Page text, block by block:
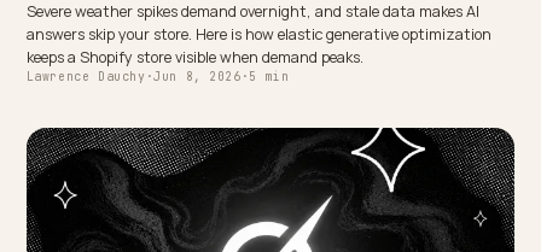
OMNICHANNEL & LOCAL
Real-Time Elastic Generative Optimization: Scaling During
Extreme Demand Events
answers skip your store. Here is how elastic generative
keeps a Shopify store visible when demand peaks.
Lawrence Dauchy·Jun 8, 2026·5 min